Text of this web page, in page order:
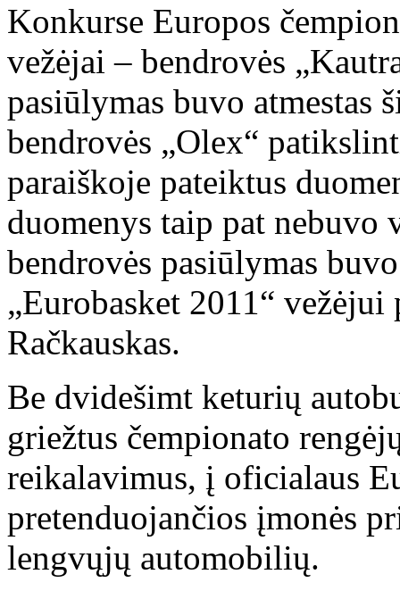
Konkurse Europos
vežėjai – bendrovės
pasiūlymas buvo atmestas
bendrovės „Olex“
paraiškoje pateiktus
duomenys taip pat nebuvo
bendrovės pasiūlymas
„Eurobasket 2011“
Račkauskas.
Be dvidešimt keturių
griežtus čempionato
reikalavimus, į oficialaus
pretenduojančios įmonės
lengvųjų automobilių.